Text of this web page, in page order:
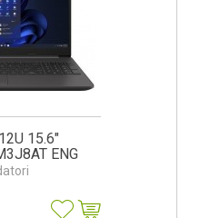
15.6"
ENG